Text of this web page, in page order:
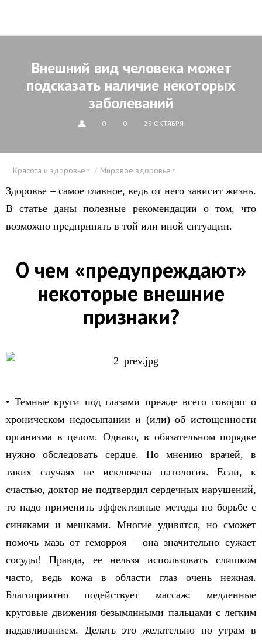
Внешний вид человека может
подсказать наличие некоторых
заболеваний
0 0 29 ОКТЯБРЯ
Красота и здоровье Мировое здоровье
Здоровье – самое главное, ведь от него зависит жизнь.
В статье даны полезные рекомендации о том, что
возможно предпринять в той или иной ситуации.
О чем «предупреждают»
некоторые внешние
признаки?
• Темные круги под глазами прежде всего говорят о
хроническом недосыпании и (или) об истощенности
организма в целом. Однако, в обязательном порядке
нужно обследовать сердце. По мнению врачей, в
таких случаях не исключена патология. Если, к
счастью, доктор не подтвердил сердечных нарушений,
то надо применить эффективные методы по борьбе с
синяками и мешками. Многие удивятся, но сможет
помочь мазь от геморроя – она значительно сужает
сосуды! Правда, ее нельзя использовать слишком
часто, ведь кожа в области глаз очень нежная.
Благоприятно подействует массаж: медленные
круговые движения безымянными пальцами с легким
надавливанием. Делать это желательно по утрам в